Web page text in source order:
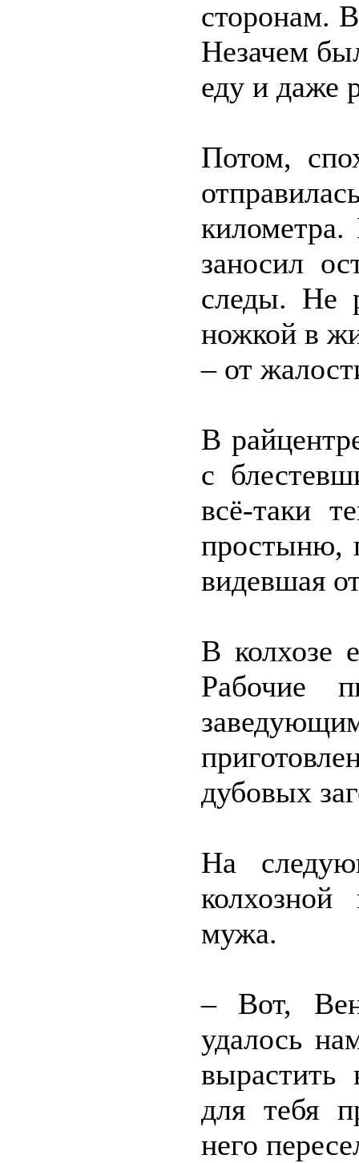
сторонам.
Незачем
еду и даже
Потом,
заносил
следы. Не
ножкой в
– от
В
с
всё-таки
простыню,
видевшая
В колхозе
Рабочие
дубовых
На
мужа.
– Вот,
удалось
для тебя
него